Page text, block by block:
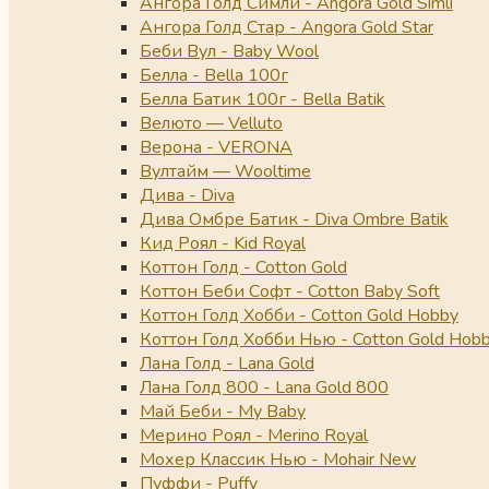
Ангора Голд Стар - Angora Gold Star
Беби Вул - Baby Wool
Белла - Bella 100г
Белла Батик 100г - Bella Batik
Велюто — Velluto
Верона - VERONA
Вултайм — Wooltime
Дива - Diva
Дива Омбре Батик - Diva Ombre Batik
Кид Роял - Kid Royal
Коттон Голд - Cotton Gold
Коттон Беби Софт - Cotton Baby Soft
Коттон Голд Хобби - Cotton Gold Hobby
Коттон Голд Хобби Нью - Cotton Gold
Лана Голд - Lana Gold
Лана Голд 800 - Lana Gold 800
Май Беби - My Baby
Мерино Роял - Merino Royal
Мохер Классик Нью - Mohair New
Пуффи - Puffy